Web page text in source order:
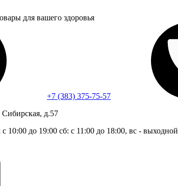
для вашего здоровья
+7 (383) 375-75-57
д.57
10:00 до 19:00 сб: с 11:00 до 18:00, вс - выходной